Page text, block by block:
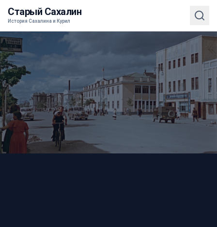
Старый Сахалин
История Сахалина и Курил